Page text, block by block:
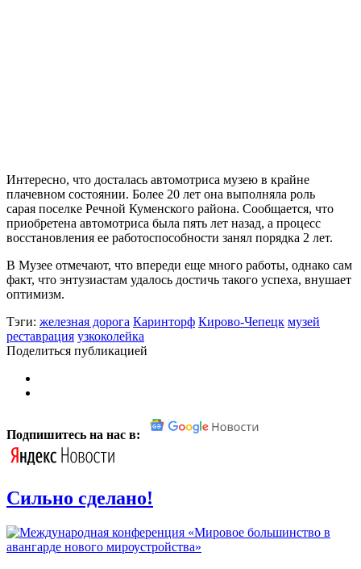
Интересно, что досталась автомотриса музею в крайне
плачевном состоянии. Более 20 лет она выполняла роль
сарая поселке Речной Куменского района. Сообщается, что
приобретена автомотриса была пять лет назад, а процесс
восстановления ее работоспособности занял порядка 2 лет.
В Музее отмечают, что впереди еще много работы, однако сам
факт, что энтузиастам удалось достичь такого успеха, внушает
оптимизм.
Тэги: железная дорога Каринторф Кирово-Чепецк музей
реставрация узкоколейка
Поделиться публикацией
Подпишитесь на нас в:
Сильно сделано!